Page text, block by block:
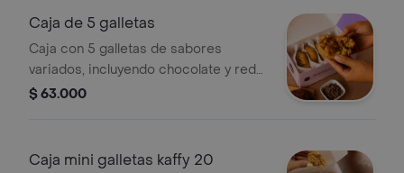
Caja de 5 galletas
Caja con 5 galletas de sabores
variados, incluyendo chocolate y red
velvet.
$ 63.000
Caja mini galletas kaffy 20